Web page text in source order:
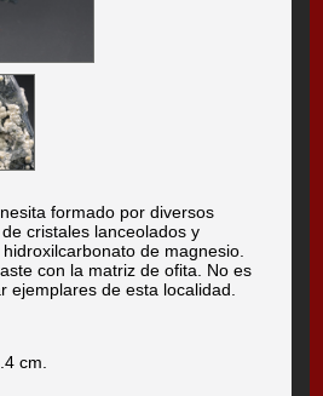
formado por diversos
cristales lanceolados y
de magnesio.
con la matriz de ofita. No es
ejemplares de esta localidad.
cm.